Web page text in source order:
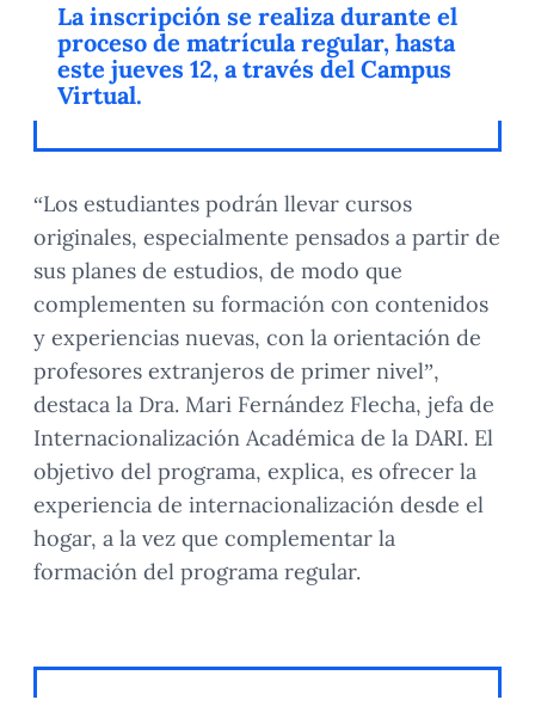
La inscripción se realiza durante el
proceso de matrícula regular, hasta
este jueves 12, a través del Campus
Virtual.
“Los estudiantes podrán llevar cursos
originales, especialmente pensados a partir de
sus planes de estudios, de modo que
complementen su formación con contenidos
y experiencias nuevas, con la orientación de
profesores extranjeros de primer nivel”,
destaca la Dra. Mari Fernández Flecha, jefa de
Internacionalización Académica de la DARI. El
objetivo del programa, explica, es ofrecer la
experiencia de internacionalización desde el
hogar, a la vez que complementar la
formación del programa regular.